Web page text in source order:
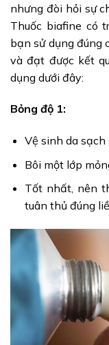
nhưng đòi hỏi sự
Thuốc biafine có
bạn sử dụng đúng
và đạt được kết
dụng dưới đây:
Bỏng độ 1:
Vệ sinh da sạch
Bôi một lớp
Tốt nhất, nên
tuân thủ đúng